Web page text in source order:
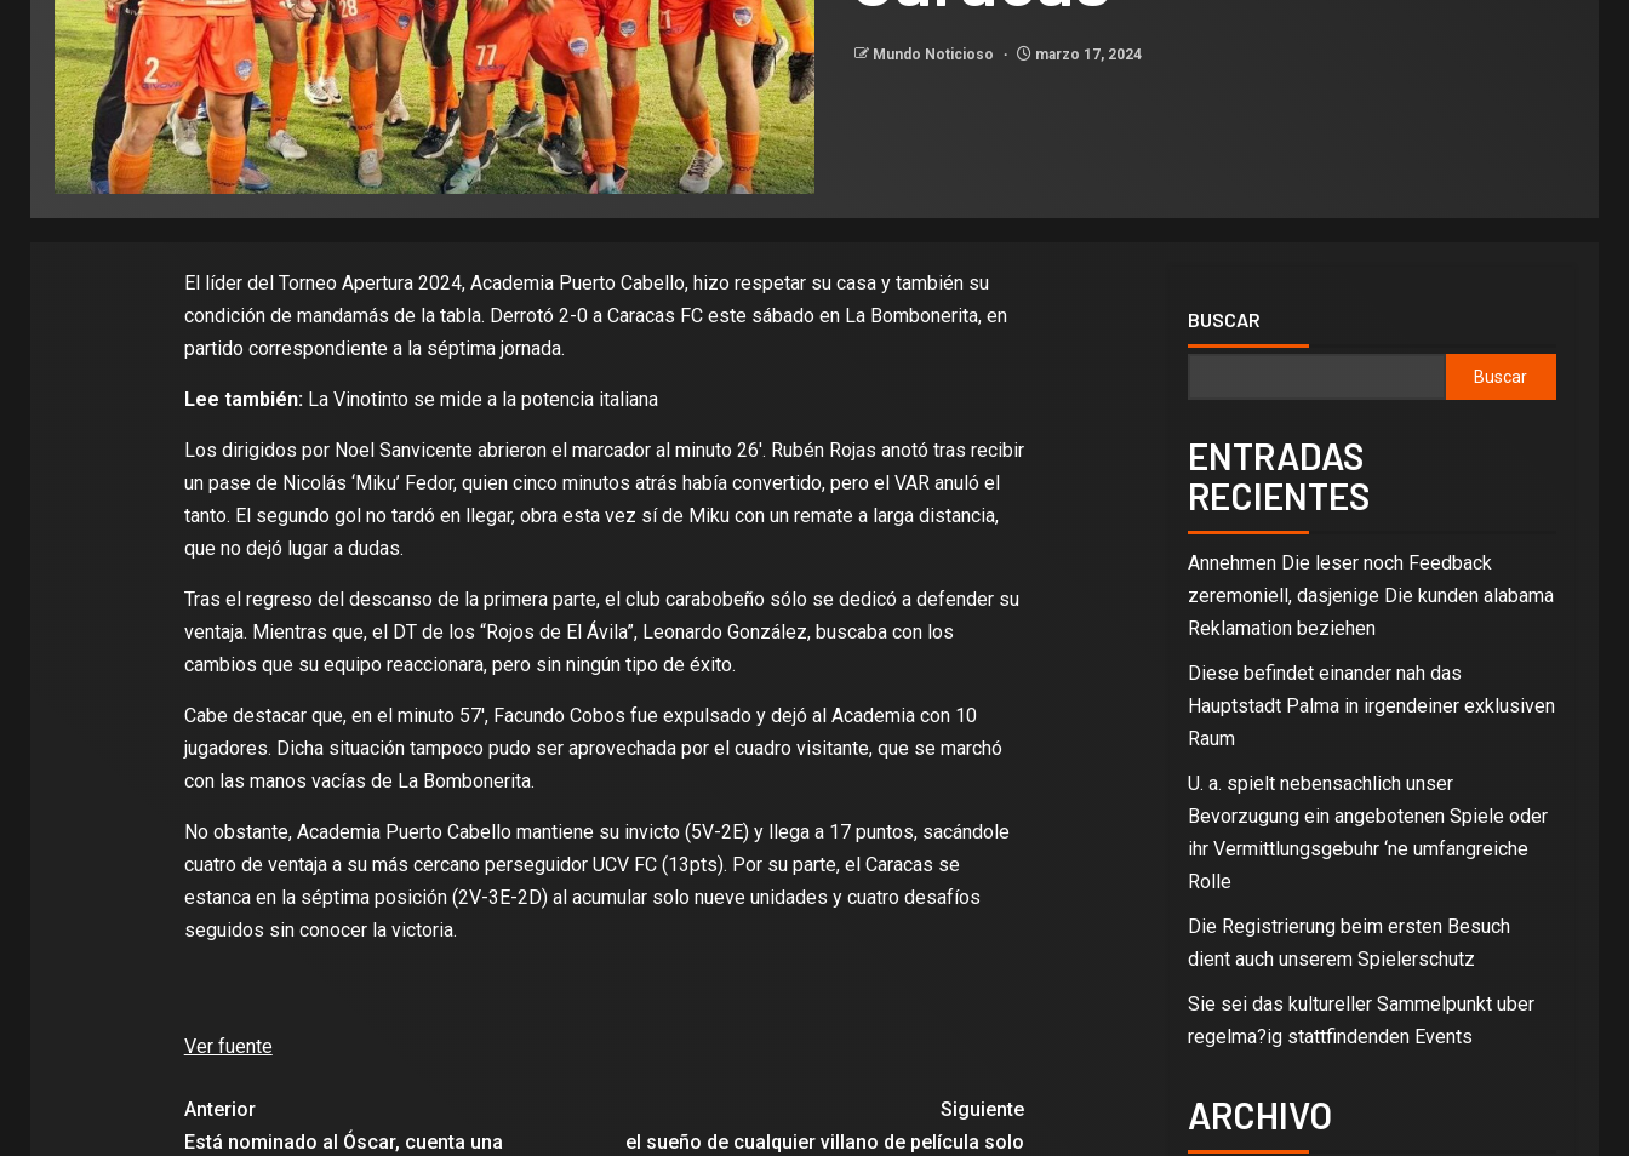
Mundo Noticioso marzo 17, 2024
El líder del Torneo Apertura 2024, Academia Puerto Cabello, hizo respetar su casa y también su
condición de mandamás de la tabla. Derrotó 2-0 a Caracas FC este sábado en La Bombonerita, en
partido correspondiente a la séptima jornada.
Lee también: La Vinotinto se mide a la potencia italiana
Los dirigidos por Noel Sanvicente abrieron el marcador al minuto 26′. Rubén Rojas anotó tras recibir
un pase de Nicolás ‘Miku’ Fedor, quien cinco minutos atrás había convertido, pero el VAR anuló el
tanto. El segundo gol no tardó en llegar, obra esta vez sí de Miku con un remate a larga distancia,
que no dejó lugar a dudas.
Tras el regreso del descanso de la primera parte, el club carabobeño sólo se dedicó a defender su
ventaja. Mientras que, el DT de los “Rojos de El Ávila”, Leonardo González, buscaba con los
cambios que su equipo reaccionara, pero sin ningún tipo de éxito.
Cabe destacar que, en el minuto 57′, Facundo Cobos fue expulsado y dejó al Academia con 10
jugadores. Dicha situación tampoco pudo ser aprovechada por el cuadro visitante, que se marchó
con las manos vacías de La Bombonerita.
No obstante, Academia Puerto Cabello mantiene su invicto (5V-2E) y llega a 17 puntos, sacándole
cuatro de ventaja a su más cercano perseguidor UCV FC (13pts). Por su parte, el Caracas se
estanca en la séptima posición (2V-3E-2D) al acumular solo nueve unidades y cuatro desafíos
seguidos sin conocer la victoria.
Ver fuente
Anterior
Está nominado al Óscar, cuenta una
Siguiente
el sueño de cualquier villano de película solo
BUSCAR
Buscar
ENTRADAS
RECIENTES
Annehmen Die leser noch Feedback
zeremoniell, dasjenige Die kunden alabama
Reklamation beziehen
Diese befindet einander nah das
Hauptstadt Palma in irgendeiner exklusiven
Raum
U. a. spielt nebensachlich unser
Bevorzugung ein angebotenen Spiele oder
ihr Vermittlungsgebuhr ‘ne umfangreiche
Rolle
Die Registrierung beim ersten Besuch
dient auch unserem Spielerschutz
Sie sei das kultureller Sammelpunkt uber
regelma?ig stattfindenden Events
ARCHIVO